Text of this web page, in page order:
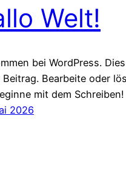
Welt!
bei WordPress.
Beitrag. Bearbeite oder
mit dem Schreiben!
2026